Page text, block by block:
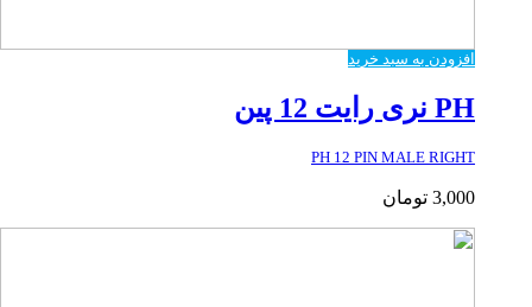
افزودن به سبد خرید
PH نری رایت 12 پین
PH 12 PIN MALE RIGHT
3,000 تومان